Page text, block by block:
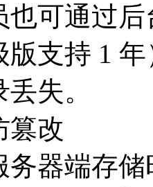
也可通过
版支持 1
失。
篡改
器端存储